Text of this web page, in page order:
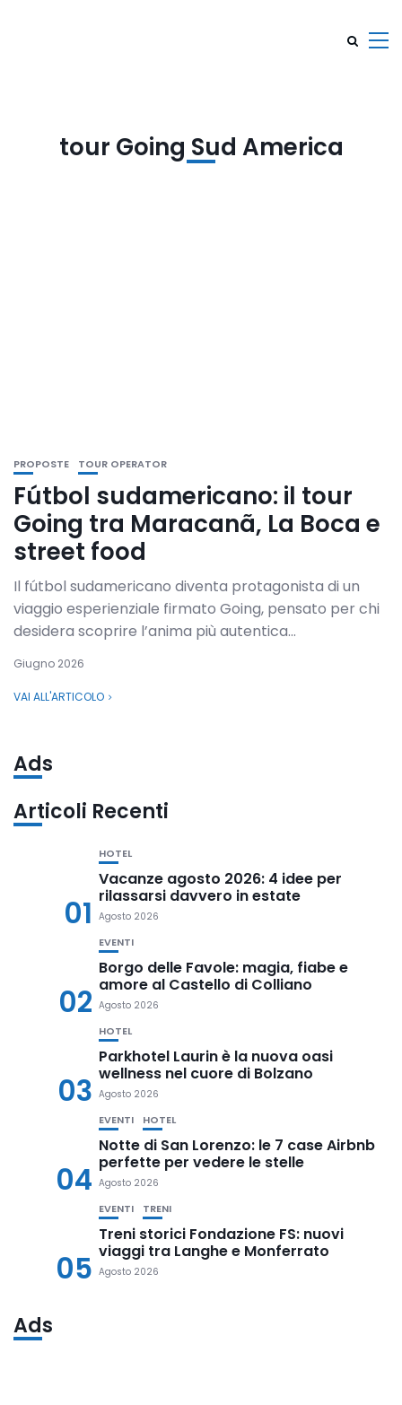
tour Going Sud America
PROPOSTE TOUR OPERATOR
Fútbol sudamericano: il tour
Going tra Maracanã, La Boca e
street food
Il fútbol sudamericano diventa protagonista di un
viaggio esperienziale firmato Going, pensato per chi
desidera scoprire l’anima più autentica...
Giugno 2026
VAI ALL'ARTICOLO
Ads
Articoli Recenti
01
HOTEL
Vacanze agosto 2026: 4 idee per
rilassarsi davvero in estate
Agosto 2026
02
EVENTI
Borgo delle Favole: magia, fiabe e
amore al Castello di Colliano
Agosto 2026
03
HOTEL
Parkhotel Laurin è la nuova oasi
wellness nel cuore di Bolzano
Agosto 2026
04
EVENTI HOTEL
Notte di San Lorenzo: le 7 case Airbnb
perfette per vedere le stelle
Agosto 2026
05
EVENTI TRENI
Treni storici Fondazione FS: nuovi
viaggi tra Langhe e Monferrato
Agosto 2026
Ads